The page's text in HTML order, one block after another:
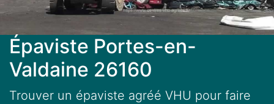
Épaviste Portes-en-
Valdaine 26160
Trouver un épaviste agréé VHU pour faire